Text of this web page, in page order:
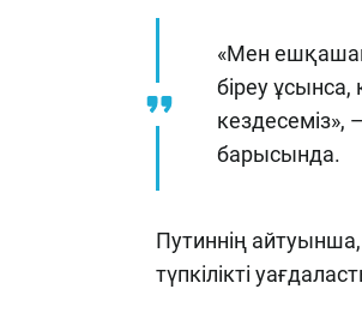
«Мен
біреу ұсынса,
барысында.
Путиннің айтуынша,
түпкілікті